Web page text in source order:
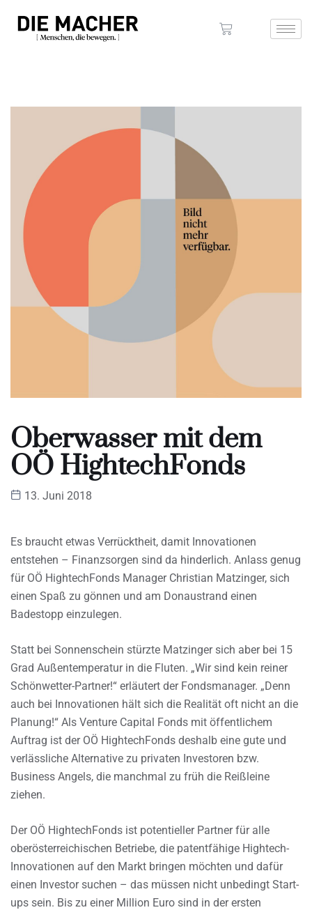
Oberwasser mit dem
OÖ HightechFonds
13. Juni 2018
Es braucht etwas Verrücktheit, damit Innovationen
entstehen – Finanzsorgen sind da hinderlich. Anlass genug
für OÖ HightechFonds Manager Christian Matzinger, sich
einen Spaß zu gönnen und am Donaustrand einen
Badestopp einzulegen.
Statt bei Sonnenschein stürzte Matzinger sich aber bei 15
Grad Außentemperatur in die Fluten. „Wir sind kein reiner
Schönwetter-Partner!“ erläutert der Fondsmanager. „Denn
auch bei Innovationen hält sich die Realität oft nicht an die
Planung!“ Als Venture Capital Fonds mit öffentlichem
Auftrag ist der OÖ HightechFonds deshalb eine gute und
verlässliche Alternative zu privaten Investoren bzw.
Business Angels, die manchmal zu früh die Reißleine
ziehen.
Der OÖ HightechFonds ist potentieller Partner für alle
oberösterreichischen Betriebe, die patentfähige Hightech-
Innovationen auf den Markt bringen möchten und dafür
einen Investor suchen – das müssen nicht unbedingt Start-
ups sein. Bis zu einer Million Euro sind in der ersten